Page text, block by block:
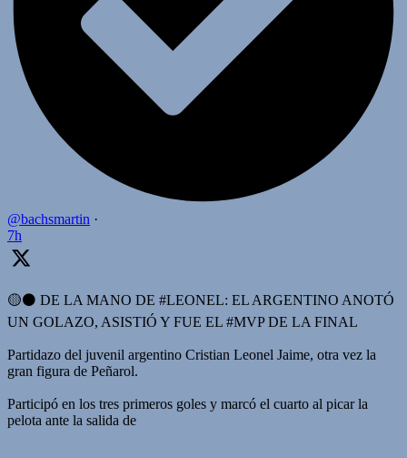
@bachsmartin ·
7h
🟡⚫️ DE LA MANO DE #LEONEL: EL ARGENTINO ANOTÓ
UN GOLAZO, ASISTIÓ Y FUE EL #MVP DE LA FINAL
Partidazo del juvenil argentino Cristian Leonel Jaime, otra vez la
gran figura de Peñarol.
Participó en los tres primeros goles y marcó el cuarto al picar la
pelota ante la salida de